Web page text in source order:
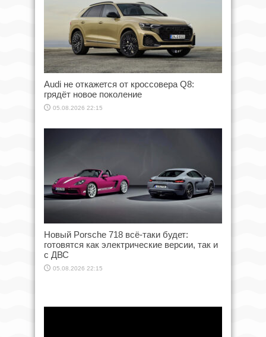
Audi не откажется от кроссовера Q8:
грядёт новое поколение
05.08.2026 22:15
Новый Porsche 718 всё-таки будет:
готовятся как электрические версии, так и
с ДВС
05.08.2026 22:15